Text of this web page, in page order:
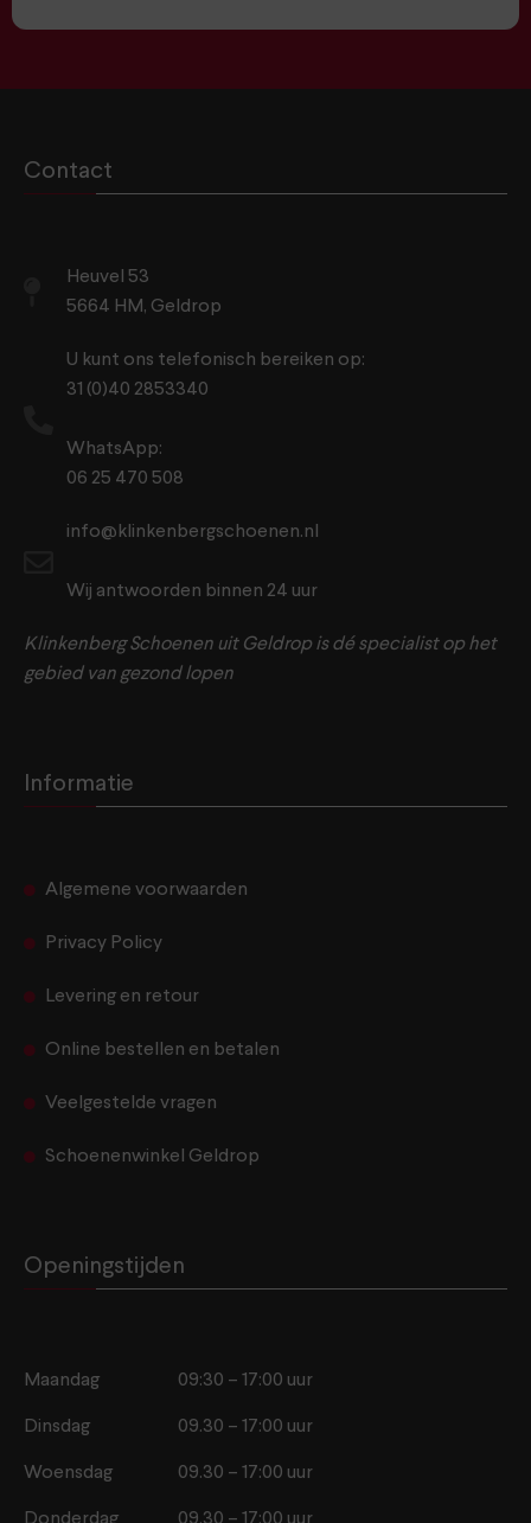
Contact
Heuvel 53
5664 HM, Geldrop
U kunt ons telefonisch bereiken op:
31 (0)40 2853340
WhatsApp:
06 25 470 508
info@klinkenbergschoenen.nl
Wij antwoorden binnen 24 uur
Klinkenberg Schoenen uit Geldrop is dé specialist op het
gebied van gezond lopen
Informatie
Algemene voorwaarden
Privacy Policy
Levering en retour
Online bestellen en betalen
Veelgestelde vragen
Schoenenwinkel Geldrop
Openingstijden
Maandag 09:30 – 17:00 uur
Dinsdag 09.30 – 17:00 uur
Woensdag 09.30 – 17:00 uur
Donderdag 09.30 – 17:00 uur